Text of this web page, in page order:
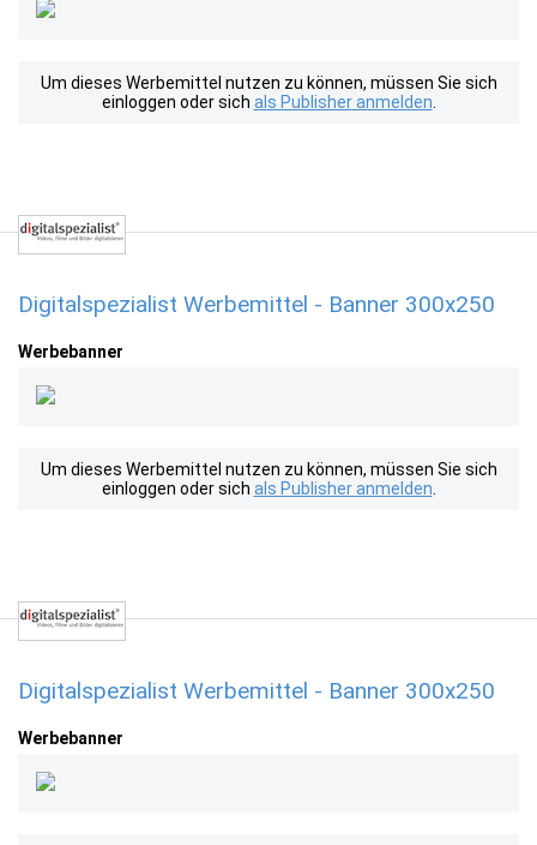
Um dieses Werbemittel nutzen zu können, müssen Sie sich
einloggen oder sich als Publisher anmelden
Digitalspezialist Werbemittel - Banner 300x250
Werbebanner
Um dieses Werbemittel nutzen zu können, müssen Sie sich
einloggen oder sich als Publisher anmelden
Digitalspezialist Werbemittel - Banner 300x250
Werbebanner